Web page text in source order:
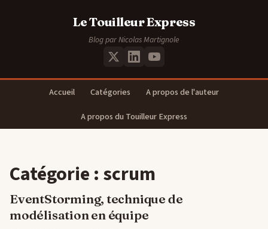
Le Touilleur Express
Blog par Nicolas Martignole
Accueil Catégories
A propos de l'auteur
A propos du Touilleur Express
Catégorie : scrum
EventStorming, technique de
modélisation en équipe